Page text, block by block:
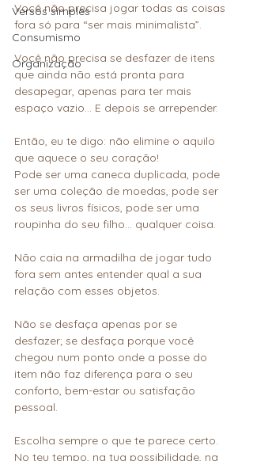
Versos simples
Consumismo
Organização
Você não precisa jogar todas as coisas
fora só para “ser mais minimalista”.
Você não precisa se desfazer de itens
que ainda não está pronta para
desapegar, apenas para ter mais
espaço vazio… E depois se arrepender.
Então, eu te digo: não elimine o aquilo
que aquece o seu coração!
Pode ser uma caneca duplicada, pode
ser uma coleção de moedas, pode ser
os seus livros físicos, pode ser uma
roupinha do seu filho… qualquer coisa.
Não caia na armadilha de jogar tudo
fora sem antes entender qual a sua
relação com esses objetos.
Não se desfaça apenas por se
desfazer; se desfaça porque você
chegou num ponto onde a posse do
item não faz diferença para o seu
conforto, bem-estar ou satisfação
pessoal.
Escolha sempre o que te parece certo.
No teu tempo, na tua possibilidade, na